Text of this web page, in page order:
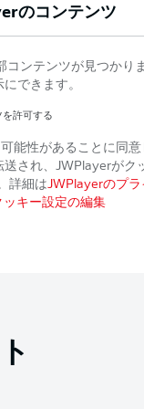
のコンテンツ
コンテンツが見つかりま
できます。
許可する
能性があることに同意
送され、 JWPlayerがク
詳細はJWPlayerのプラ
ッキー設定の編集